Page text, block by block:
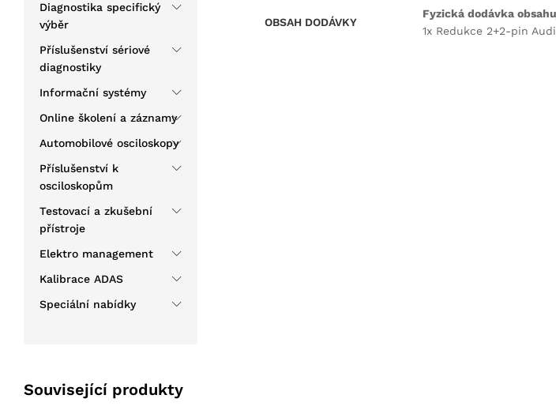
OBSAH DODÁVKY
Fyzická dodávka
1x Redukce 2+2-pin
Diagnostika specifický
výběr
Příslušenství sériové
diagnostiky
Informační systémy
Online školení a záznamy
Automobilové osciloskopy
Příslušenství k
osciloskopům
Testovací a zkušební
přístroje
Elektro management
Kalibrace ADAS
Speciální nabídky
Související produkty